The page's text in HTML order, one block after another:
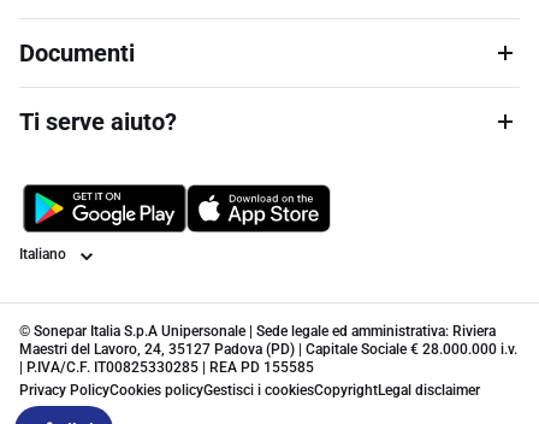
Documenti
Ti serve aiuto?
Lingua
© Sonepar Italia S.p.A Unipersonale | Sede legale ed amministrativa: Riviera
Maestri del Lavoro, 24, 35127 Padova (PD) | Capitale Sociale € 28.000.000 i.v.
| P.IVA/C.F. IT00825330285 | REA PD 155585
Privacy PolicyCookies policyGestisci i cookiesCopyrightLegal disclaimer